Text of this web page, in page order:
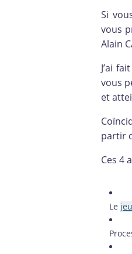
Si
vous
Alain
J’ai
vous
et
partir
Ces 4
Le jeu